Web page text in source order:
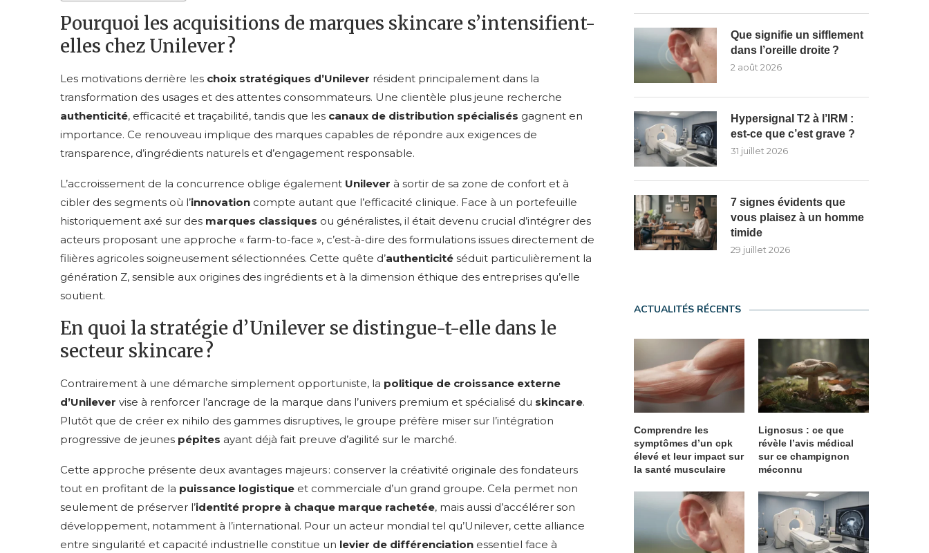
Pourquoi les acquisitions de marques skincare s’intensifient-
elles chez Unilever ?
Les motivations derrière les choix stratégiques d’Unilever résident principalement dans la
transformation des usages et des attentes consommateurs. Une clientèle plus jeune recherche
authenticité, efficacité et traçabilité, tandis que les canaux de distribution spécialisés gagnent en
importance. Ce renouveau implique des marques capables de répondre aux exigences de
transparence, d’ingrédients naturels et d’engagement responsable.
L’accroissement de la concurrence oblige également Unilever à sortir de sa zone de confort et à
cibler des segments où l’innovation compte autant que l’efficacité clinique. Face à un portefeuille
historiquement axé sur des marques classiques ou généralistes, il était devenu crucial d’intégrer des
acteurs proposant une approche « farm-to-face », c’est-à-dire des formulations issues directement de
filières agricoles soigneusement sélectionnées. Cette quête d’authenticité séduit particulièrement la
génération Z, sensible aux origines des ingrédients et à la dimension éthique des entreprises qu’elle
soutient.
En quoi la stratégie d’Unilever se distingue-t-elle dans le
secteur skincare ?
Contrairement à une démarche simplement opportuniste, la politique de croissance externe
d’Unilever vise à renforcer l’ancrage de la marque dans l’univers premium et spécialisé du skincare.
Plutôt que de créer ex nihilo des gammes disruptives, le groupe préfère miser sur l’intégration
progressive de jeunes pépites ayant déjà fait preuve d’agilité sur le marché.
Cette approche présente deux avantages majeurs : conserver la créativité originale des fondateurs
tout en profitant de la puissance logistique et commerciale d’un grand groupe. Cela permet non
seulement de préserver l’identité propre à chaque marque rachetée, mais aussi d’accélérer son
développement, notamment à l’international. Pour un acteur mondial tel qu’Unilever, cette alliance
entre singularité et capacité industrielle constitue un levier de différenciation essentiel face à
Que signifie un sifflement
dans l’oreille droite ?
2 août 2026
Hypersignal T2 à l’IRM :
est-ce que c’est grave ?
31 juillet 2026
7 signes évidents que
vous plaisez à un homme
timide
29 juillet 2026
ACTUALITÉS RÉCENTS
Comprendre les
symptômes d’un cpk
élevé et leur impact sur
la santé musculaire
Lignosus : ce que
révèle l’avis médical
sur ce champignon
méconnu